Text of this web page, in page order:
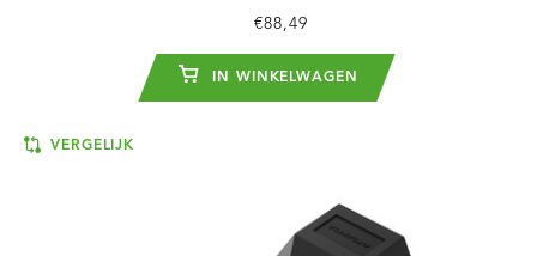
€88,49
IN WINKELWAGEN
VERGELIJK